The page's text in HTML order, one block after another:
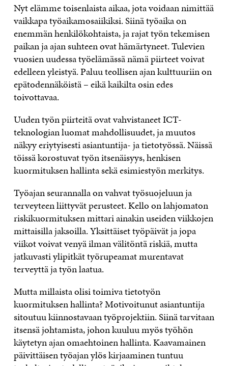
Nyt elämme toisenlaista aikaa, jota voidaan nimittää
vaikkapa työaikamosaiikiksi. Siinä työaika on
enemmän henkilökohtaista, ja rajat työn tekemisen
paikan ja ajan suhteen ovat hämärtyneet. Tulevien
vuosien uudessa työelämässä nämä piirteet voivat
edelleen yleistyä. Paluu teollisen ajan kulttuuriin on
epätodennäköistä – eikä kaikilta osin edes
toivottavaa.
Uuden työn piirteitä ovat vahvistaneet ICT-
teknologian luomat mahdollisuudet, ja muutos
näkyy eriytyisesti asiantuntija- ja tietotyössä. Näissä
töissä korostuvat työn itsenäisyys, henkisen
kuormituksen hallinta sekä esimiestyön merkitys.
Työajan seurannalla on vahvat työsuojeluun ja
terveyteen liittyvät perusteet. Kello on lahjomaton
riskikuormituksen mittari ainakin useiden viikkojen
mittaisilla jaksoilla. Yksittäiset työpäivät ja jopa
viikot voivat venyä ilman välitöntä riskiä, mutta
jatkuvasti ylipitkät työrupeamat murentavat
terveyttä ja työn laatua.
Mutta millaista olisi toimiva tietotyön
kuormituksen hallinta? Motivoitunut asiantuntija
sitoutuu kiinnostavaan työprojektiin. Siinä tarvitaan
itsensä johtamista, johon kuuluu myös työhön
käytetyn ajan omaehtoinen hallinta. Kaavamainen
päivittäisen työajan ylös kirjaaminen tuntuu